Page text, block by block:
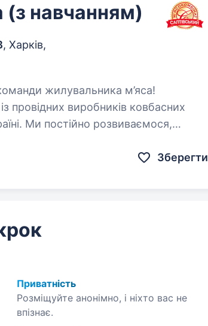
навчанням)
, Харків,
провідних виробників ковбасних
Ми постійно розвиваємося,
Зберегти
Приватність
Розміщуйте анонімно, і ніхто вас не
впізнає.